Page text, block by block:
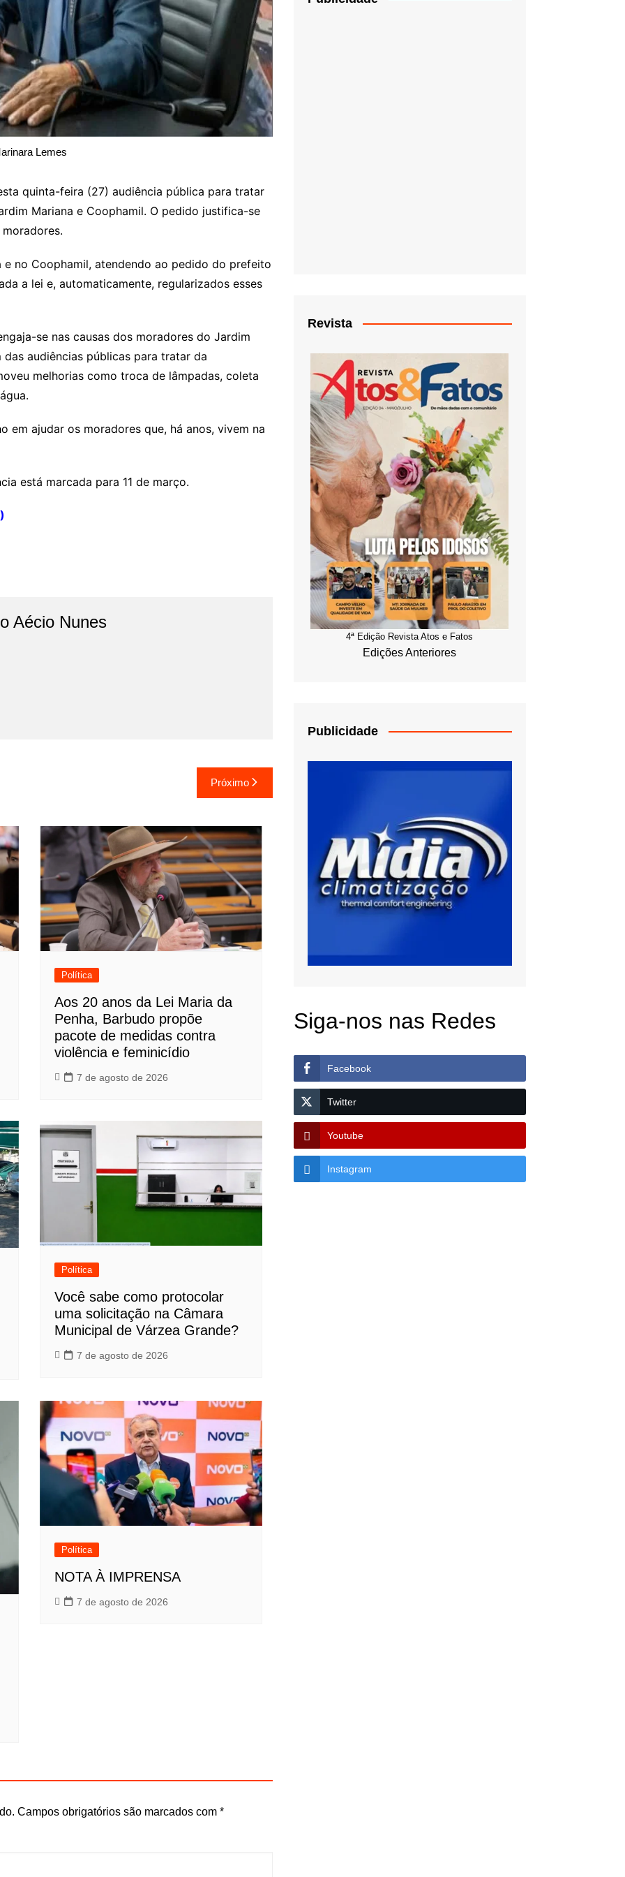
Lemes
quinta-feira (27) audiência pública para tratar
Mariana e Coophamil. O pedido justifica-se
e no Coophamil, atendendo ao pedido do prefeito
a lei e, automaticamente, regularizados esses
se nas causas dos moradores do Jardim
audiências públicas para tratar da
melhorias como troca de lâmpadas, coleta
em ajudar os moradores que, há anos, vivem na
está marcada para 11 de março.
Aécio Nunes
Próximo
Política
Aos 20 anos da Lei Maria da
Penha, Barbudo propõe
pacote de medidas contra
violência e feminicídio
7 de agosto de 2026
Política
Você sabe como protocolar
uma solicitação na Câmara
Municipal de Várzea Grande?
7 de agosto de 2026
Política
NOTA À IMPRENSA
7 de agosto de 2026
Campos obrigatórios são marcados com *
Revista
4ª Edição Revista Atos e Fatos
Edições Anteriores
Publicidade
Siga-nos nas Redes
Facebook
Twitter
Youtube
Instagram